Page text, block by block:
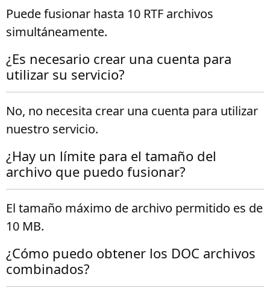
Puede fusionar hasta 10 RTF archivos
simultáneamente.
¿Es necesario crear una cuenta para
utilizar su servicio?
No, no necesita crear una cuenta para utilizar
nuestro servicio.
¿Hay un límite para el tamaño del
archivo que puedo fusionar?
El tamaño máximo de archivo permitido es de
10 MB.
¿Cómo puedo obtener los DOC archivos
combinados?